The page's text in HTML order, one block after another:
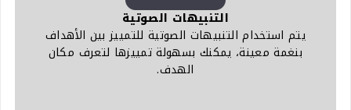
التنبيهات الصوتية
يتم استخدام التنبيهات الصوتية للتمييز بين الأهداف
بنغمة معينة، يمكنك بسهولة تمييزها لتعرف مكان
الهدف.